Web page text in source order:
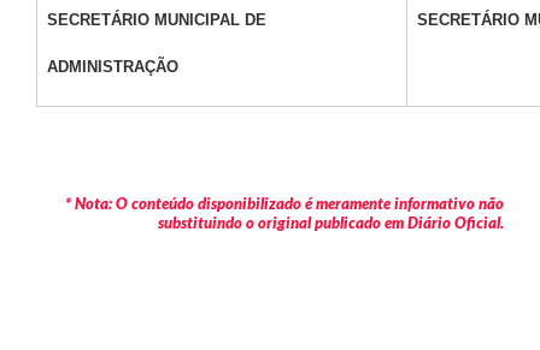
SECRETÁRIO MUNICIPAL DE
ADMINISTRAÇÃO
SECRETÁRIO
* Nota: O conteúdo disponibilizado é meramente informativo não
substituindo o original publicado em Diário Oficial.